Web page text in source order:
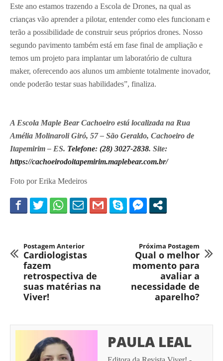
Este ano estamos trazendo a Escola de Drones, na qual as
crianças vão aprender a pilotar, entender como eles funcionam e
terão a possibilidade de construir seus próprios drones. Nosso
segundo pavimento também está em fase final de ampliação e
temos um projeto para implantar um laboratório de cultura
maker, oferecendo aos alunos um ambiente totalmente inovador,
onde poderão testar suas habilidades”, finaliza.
A Escola Maple Bear Cachoeiro está localizada na Rua
Amélia Molinaroli Giró, 57 – São Geraldo, Cachoeiro de
Itapemirim – ES. Telefone: (28) 3027-2838. Site:
https://cachoeirodoitapemirim.maplebear.com.br/
Foto por Erika Medeiros
Postagem Anterior
Cardiologistas
fazem
retrospectiva de
suas matérias na
Viver!
Próxima Postagem
Qual o melhor
momento para
avaliar a
necessidade de
aparelho?
PAULA LEAL